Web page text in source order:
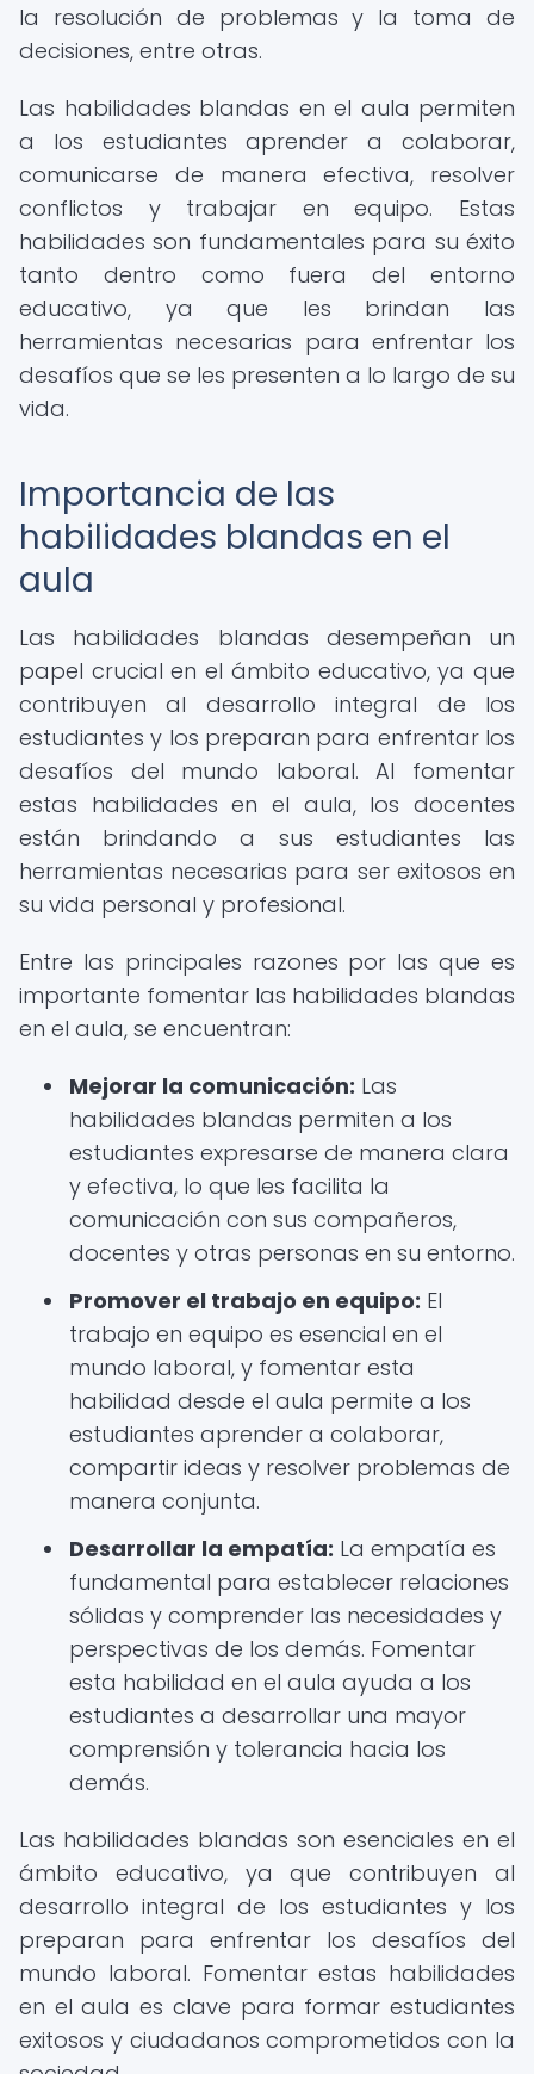
la resolución de problemas y la toma de
decisiones, entre otras.
Las habilidades blandas en el aula permiten
a los estudiantes aprender a colaborar,
comunicarse de manera efectiva, resolver
conflictos y trabajar en equipo. Estas
habilidades son fundamentales para su éxito
tanto dentro como fuera del entorno
educativo, ya que les brindan las
herramientas necesarias para enfrentar los
desafíos que se les presenten a lo largo de su
vida.
Importancia de las
habilidades blandas en el
aula
Las habilidades blandas desempeñan un
papel crucial en el ámbito educativo, ya que
contribuyen al desarrollo integral de los
estudiantes y los preparan para enfrentar los
desafíos del mundo laboral. Al fomentar
estas habilidades en el aula, los docentes
están brindando a sus estudiantes las
herramientas necesarias para ser exitosos en
su vida personal y profesional.
Entre las principales razones por las que es
importante fomentar las habilidades blandas
en el aula, se encuentran:
Mejorar la comunicación: Las
habilidades blandas permiten a los
estudiantes expresarse de manera clara
y efectiva, lo que les facilita la
comunicación con sus compañeros,
docentes y otras personas en su entorno.
Promover el trabajo en equipo: El
trabajo en equipo es esencial en el
mundo laboral, y fomentar esta
habilidad desde el aula permite a los
estudiantes aprender a colaborar,
compartir ideas y resolver problemas de
manera conjunta.
Desarrollar la empatía: La empatía es
fundamental para establecer relaciones
sólidas y comprender las necesidades y
perspectivas de los demás. Fomentar
esta habilidad en el aula ayuda a los
estudiantes a desarrollar una mayor
comprensión y tolerancia hacia los
demás.
Las habilidades blandas son esenciales en el
ámbito educativo, ya que contribuyen al
desarrollo integral de los estudiantes y los
preparan para enfrentar los desafíos del
mundo laboral. Fomentar estas habilidades
en el aula es clave para formar estudiantes
exitosos y ciudadanos comprometidos con la